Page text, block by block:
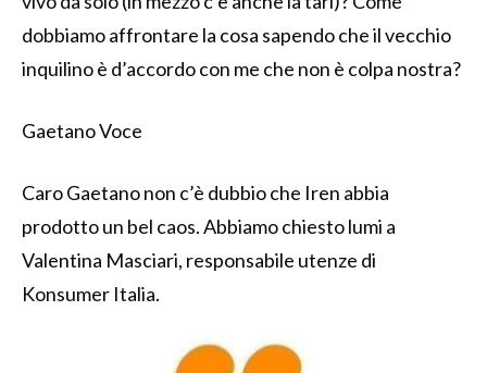
dobbiamo affrontare la cosa sapendo che il vecchio
inquilino è d’accordo con me che non è colpa nostra?
Gaetano Voce
Caro Gaetano non c’è dubbio che Iren abbia
prodotto un bel caos. Abbiamo chiesto lumi a
Valentina Masciari, responsabile utenze di
Konsumer Italia.